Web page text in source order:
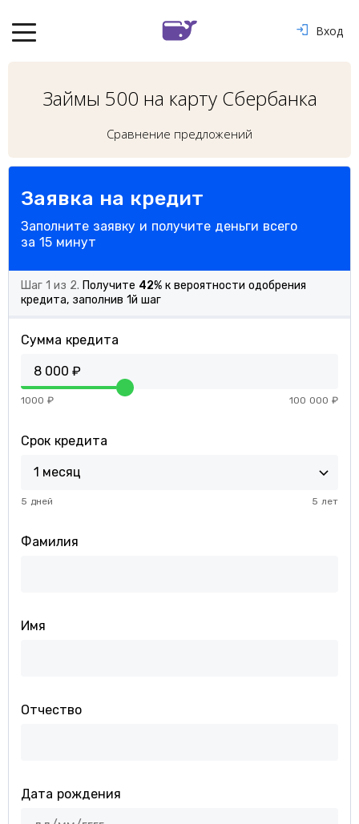
Вход
Займы 500 на карту Сбербанка
Сравнение предложений